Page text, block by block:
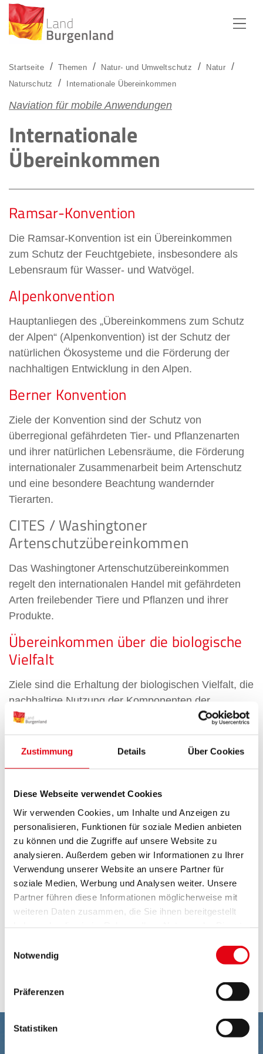
Zustimmung Details Über Cookies
Diese Webseite verwendet Cookies
Wir verwenden Cookies, um Inhalte und Anzeigen zu
personalisieren, Funktionen für soziale Medien anbieten
zu können und die Zugriffe auf unsere Website zu
analysieren. Außerdem geben wir Informationen zu Ihrer
Verwendung unserer Website an unsere Partner für
soziale Medien, Werbung und Analysen weiter. Unsere
Partner führen diese Informationen möglicherweise mit
weiteren Daten zusammen, die Sie ihnen bereitgestellt
Notwendig
Präferenzen
Statistiken
Startseite Themen Natur- und Umweltschutz
Natur
Naturschutz
Internationale Übereinkommen
Naviation für mobile Anwendungen
Internationale
Übereinkommen
Ramsar-Konvention
Die Ramsar-Konvention ist ein Übereinkommen
zum Schutz der Feuchtgebiete, insbesondere als
Lebensraum für Wasser- und Watvögel.
Alpenkonvention
Hauptanliegen des „Übereinkommens zum Schutz
der Alpen“ (Alpenkonvention) ist der Schutz der
natürlichen Ökosysteme und die Förderung der
nachhaltigen Entwicklung in den Alpen.
Berner Konvention
Ziele der Konvention sind der Schutz von
überregional gefährdeten Tier- und Pflanzenarten
und ihrer natürlichen Lebensräume, die Förderung
internationaler Zusammenarbeit beim Artenschutz
und eine besondere Beachtung wandernder
Tierarten.
CITES / Washingtoner
Artenschutzübereinkommen
Das Washingtoner Artenschutzübereinkommen
regelt den internationalen Handel mit gefährdeten
Arten freilebender Tiere und Pflanzen und ihrer
Produkte.
Übereinkommen über die biologische
Vielfalt
Ziele sind die Erhaltung der biologischen Vielfalt, die
nachhaltige Nutzung der Komponenten der
biologischen Vielfalt, und die gerechte und
ausgewogene Aufteilung der sich aus der Nutzung
genetischer Ressourcen ergebenden Vorteile.
Europäisches Biogenetisches Reservat
Das Europäische Netzwerk biogenetischer
Reservate ist ein Programm des Europarates zur
Erhaltung repräsentativer Beispiele verschiedener
natürlicher Lebensraumtypen zum Schutz der
europäischen Tier- und Pflanzenwelt.
Bonner Konvention
Das Übereinkommen zum Schutz wandernder
Tierarten (Bonner Konvention oder CMS) zielt
darauf ab, wandernde Tierarten im Meer, am Land
und in der Luft in ihrem gesamten Verbreitungsareal